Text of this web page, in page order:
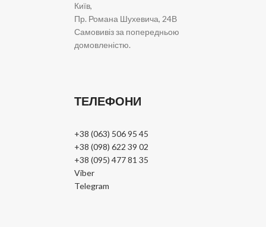
Київ,
Пр. Романа Шухевича, 24В
Самовивіз за попередньою
домовленістю.
ТЕЛЕФОНИ
+38 (063) 506 95 45
+38 (098) 622 39 02
+38 (095) 477 81 35
Viber
Telegram